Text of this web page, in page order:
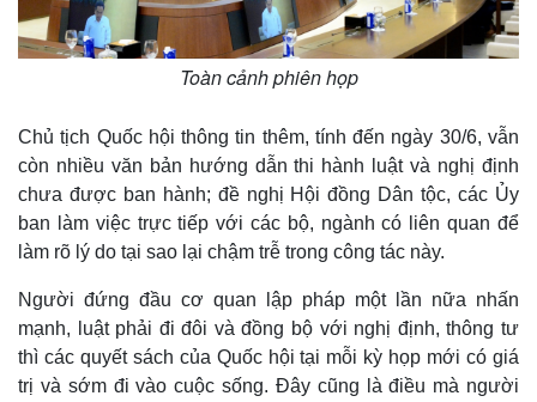
Toàn cảnh phiên họp
Chủ tịch Quốc hội thông tin thêm, tính đến ngày 30/6, vẫn
còn nhiều văn bản hướng dẫn thi hành luật và nghị định
chưa được ban hành; đề nghị Hội đồng Dân tộc, các Ủy
ban làm việc trực tiếp với các bộ, ngành có liên quan để
làm rõ lý do tại sao lại chậm trễ trong công tác này.
Người đứng đầu cơ quan lập pháp một lần nữa nhấn
mạnh, luật phải đi đôi và đồng bộ với nghị định, thông tư
thì các quyết sách của Quốc hội tại mỗi kỳ họp mới có giá
trị và sớm đi vào cuộc sống. Đây cũng là điều mà người